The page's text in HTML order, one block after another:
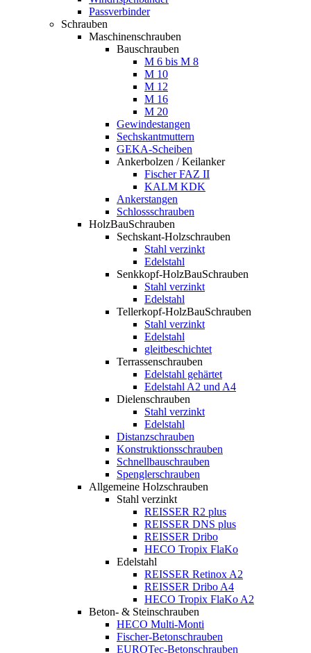
Passverbinder
Schrauben
Maschinenschrauben
Bauschrauben
M 6 bis M 8
M 10
M 12
M 16
M 20
Gewindestangen
Sechskantmuttern
GEKA-Scheiben
Ankerbolzen / Keilanker
Fischer FAZ II
KALM KDK
Ankerstangen
Schlossschrauben
HolzBauSchrauben
Sechskant-Holzschrauben
Stahl verzinkt
Edelstahl
Senkkopf-HolzBauSchrauben
Stahl verzinkt
Edelstahl
Tellerkopf-HolzBauSchrauben
Stahl verzinkt
Edelstahl
gleitbeschichtet
Terrassenschrauben
Edelstahl gehärtet
Edelstahl A2 und A4
Dielenschrauben
Stahl verzinkt
Edelstahl
Distanzschrauben
Konstruktionsschrauben
Schnellbauschrauben
Spenglerschrauben
Allgemeine Holzschrauben
Stahl verzinkt
REISSER R2 plus
REISSER DNS plus
REISSER Dribo
HECO Tropix FlaKo
Edelstahl
REISSER Retinox A2
REISSER Dribo A4
HECO Tropix FlaKo A2
Beton- & Steinschrauben
HECO Multi-Monti
Fischer-Betonschrauben
EUROTec-Betonschrauben